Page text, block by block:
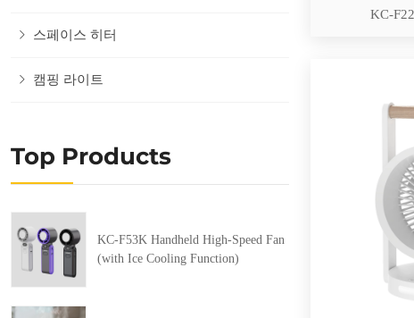
KC-
스페이스 히터
캠핑 라이트
Top Products
KC-F53K Handheld High-Speed Fan
(with Ice Cooling Function)